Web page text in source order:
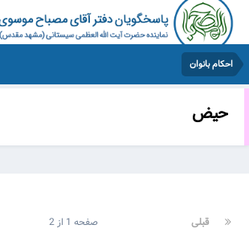
احکام بانوان
حیض
قبلی صفحه 1 از 2